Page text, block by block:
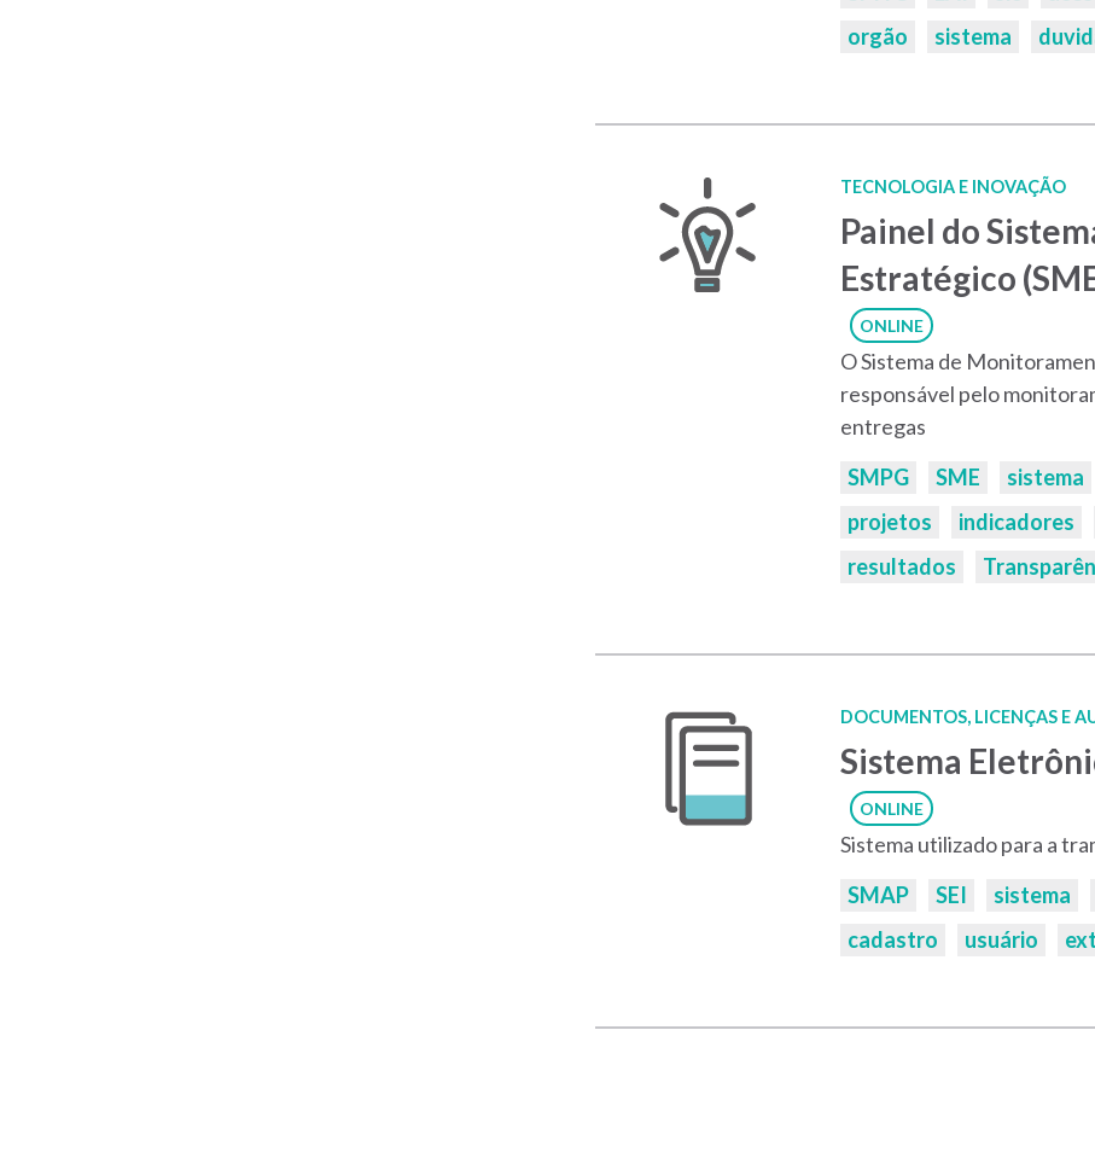
chaves:
orgão
sistema
TECNOLOGIA E INOVAÇÃO
Painel do
Estratégico
ONLINE
O Sistema de
responsável pelo
entregas
Palavras-
chaves:
SMPG SME sistema
projetos
indicadores
resultados
DOCUMENTOS, LICENÇAS E
Sistema
ONLINE
Sistema utilizado para a
Palavras-
chaves:
SMAP SEI sistema
cadastro
usuário